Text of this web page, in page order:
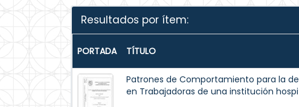
Resultados por ítem:
PORTADA TÍTULO
Patrones de Comportamiento para la
en Trabajadoras de una institución